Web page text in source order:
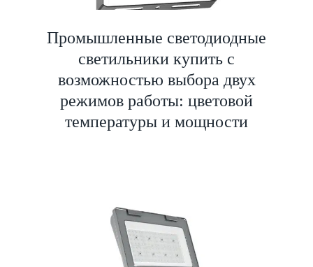
Промышленные светодиодные
светильники купить с
возможностью выбора двух
режимов работы: цветовой
температуры и мощности